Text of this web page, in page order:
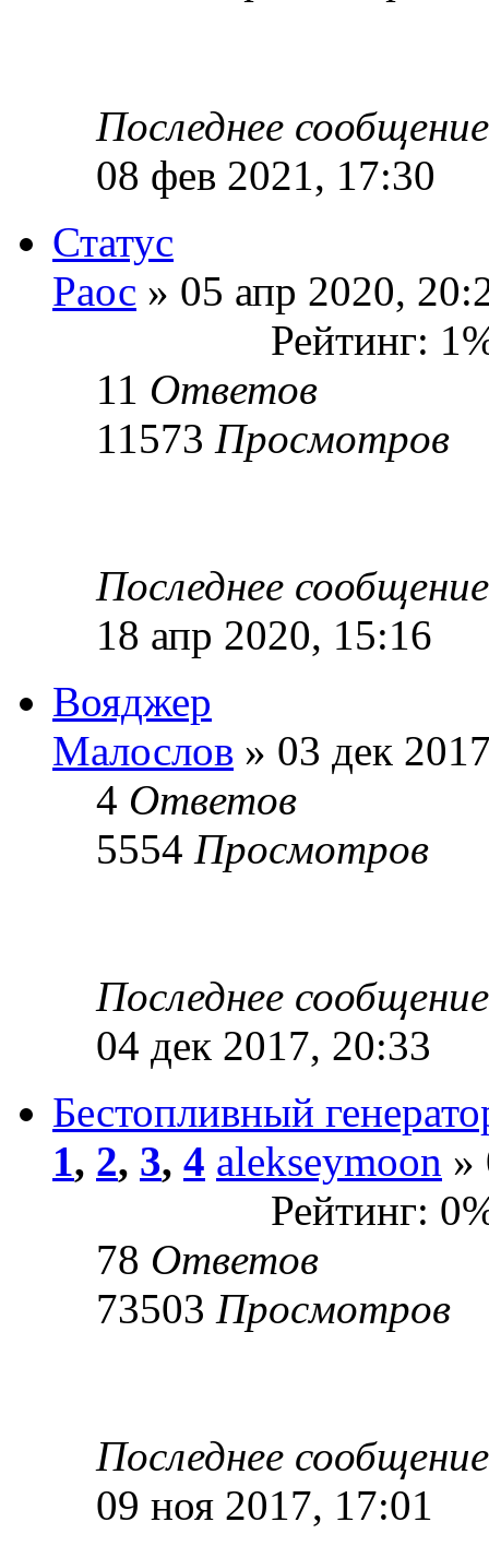
Последнее
08 фев 2021, 17:30
Статус
Раос » 05 апр 2020,
Рейтинг:
11 Ответов
11573 Просмотров
Последнее
18 апр 2020, 15:16
Вояджер
Малослов » 03 дек
4 Ответов
5554 Просмотров
Последнее
04 дек 2017, 20:33
Бестопливный
1, 2, 3, 4 alekseymoon »
Рейтинг:
78 Ответов
73503 Просмотров
Последнее
09 ноя 2017, 17:01